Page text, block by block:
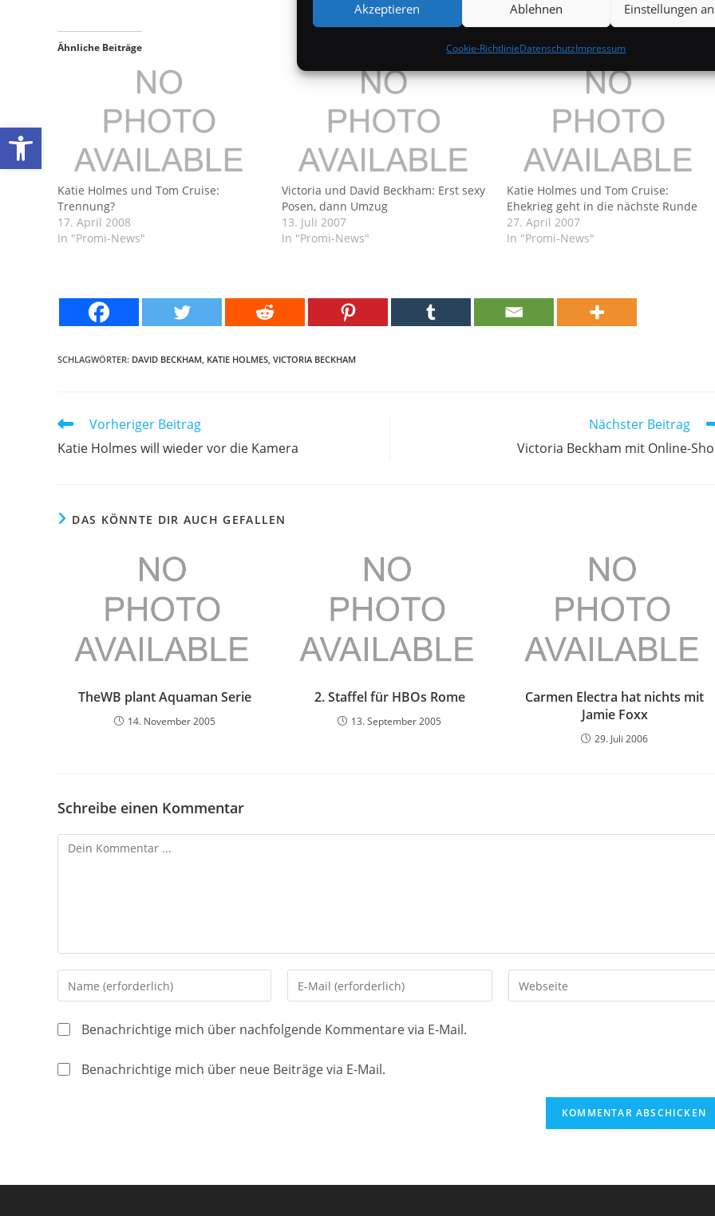
Werkzeugleiste öffnen
Akzeptieren Ablehnen Einstellungen
Cookie-RichtlinieDatenschutzImpressum
Ähnliche Beiträge
Katie Holmes und Tom Cruise:
Trennung?
17. April 2008
In "Promi-News"
Victoria und David Beckham: Erst sexy
Posen, dann Umzug
13. Juli 2007
In "Promi-News"
Katie Holmes und Tom Cruise:
Ehekrieg geht in die nächste Runde
27. April 2007
In "Promi-News"
SCHLAGWÖRTER: DAVID BECKHAM KATIE HOLMES VICTORIA BECKHAM
Weitere
ansehen
Vorheriger Beitrag
Katie Holmes will wieder vor die Kamera
Nächster Beitrag
Victoria Beckham mit Online-
DAS KÖNNTE DIR AUCH GEFALLEN
TheWB plant Aquaman Serie
14. November 2005
2. Staffel für HBOs Rome
13. September 2005
Carmen Electra hat nichts mit
Jamie Foxx
29. Juli 2006
Schreibe einen Kommentar
Kommentieren
Gib
deinen
Namen
Benutzernamen
Gib
deine
Mail-
Adresse
Gib
deine
Benachrichtige mich über nachfolgende Kommentare via E-Mail.
Benachrichtige mich über neue Beiträge via E-Mail.